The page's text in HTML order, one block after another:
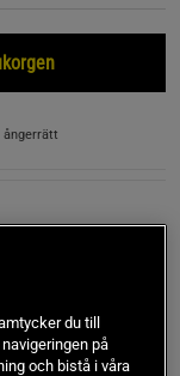
ångerrätt
du till
på
och bistå i våra